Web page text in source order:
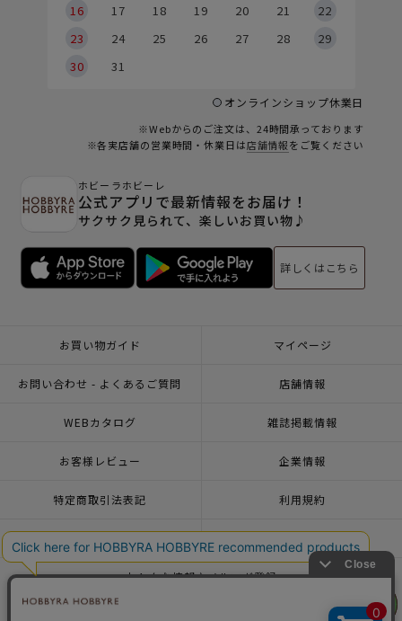
フェア
フェア
16
17 18 19 20 21
22
23
24 25 26 27 28
29
30
31
オンラインショップ休業日
※Webからのご注文は、24時間承っております
※各実店舗の営業時間・休業日は店舗情報をご覧ください
ホビーラホビーレ
公式アプリで最新情報をお届け！
サクサク見られて、楽しいお買い物♪
詳しくはこちら
お買い物ガイド マイページ
お問い合わせ - よくあるご質問 店舗情報
WEBカタログ 雑誌掲載情報
お客様レビュー 企業情報
特定商取引法表記 利用規約
一緒に働こう♪求人情報
おトクな情報♪メルマガ登録